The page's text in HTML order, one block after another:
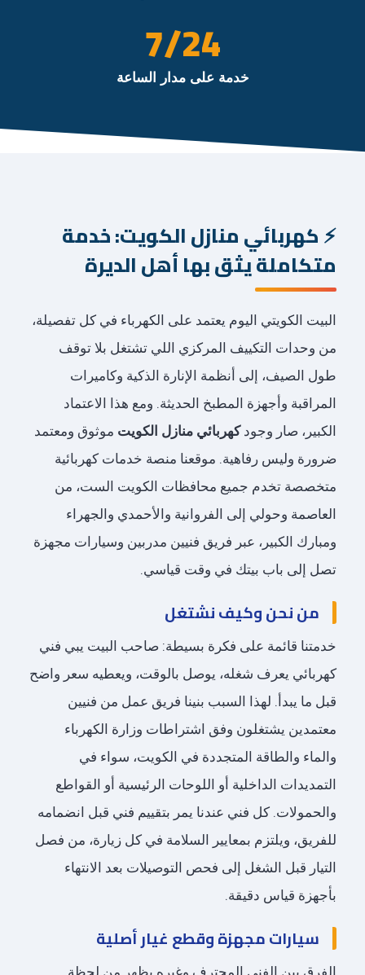
خدمة على مدار الساعة
24
/7
كهربائي منازل الكويت: خدمة
متكاملة يثق بها أهل الديرة
البيت الكويتي اليوم يعتمد على الكهرباء في كل تفصيلة،
من وحدات التكييف المركزي اللي تشتغل بلا توقف
طول الصيف، إلى أنظمة الإنارة الذكية وكاميرات
المراقبة وأجهزة المطبخ الحديثة. ومع هذا الاعتماد
الكبير، صار وجودكهربائي منازل الكويت موثوق ومعتمد
ضرورة وليس رفاهية. موقعنا منصة خدمات كهربائية
متخصصة تخدم جميع محافظات الكويت الست، من
العاصمة وحولي إلى الفروانية والأحمدي والجهراء
ومبارك الكبير، عبر فريق فنيين مدربين وسيارات مجهزة
تصل إلى باب بيتك في وقت قياسي.
من نحن وكيف نشتغل
خدمتنا قائمة على فكرة بسيطة: صاحب البيت يبي فني
كهربائي يعرف شغله، يوصل بالوقت، ويعطيه سعر واضح
قبل ما يبدأ. لهذا السبب بنينا فريق عمل من فنيين
معتمدين يشتغلون وفق اشتراطات وزارة الكهرباء
والماء والطاقة المتجددة في الكويت، سواء في
التمديدات الداخلية أو اللوحات الرئيسية أو القواطع
والحمولات. كل فني عندنا يمر بتقييم فني قبل انضمامه
للفريق، ويلتزم بمعايير السلامة في كل زيارة، من فصل
التيار قبل الشغل إلى فحص التوصيلات بعد الانتهاء
بأجهزة قياس دقيقة.
سيارات مجهزة وقطع غيار أصلية
الفرق بين الفني المحترف وغيره يظهر من لحظة